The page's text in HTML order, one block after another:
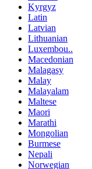
Kyrgyz
Latin
Latvian
Lithuanian
Luxembou..
Macedonian
Malagasy
Malay
Malayalam
Maltese
Maori
Marathi
Mongolian
Burmese
Nepali
Norwegian